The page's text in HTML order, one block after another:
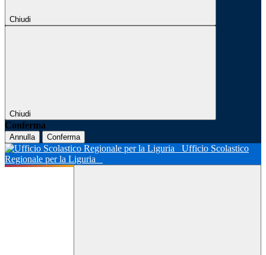
Chiudi
Chiudi
Conferma
Annulla Conferma
Ufficio Scolastico
Regionale per la Liguria